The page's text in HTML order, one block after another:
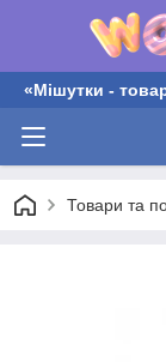
«Мішутки -
Товари та